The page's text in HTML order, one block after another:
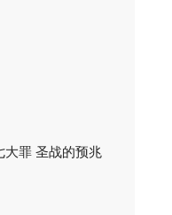
上一集 下一集
大罪 圣战的预兆